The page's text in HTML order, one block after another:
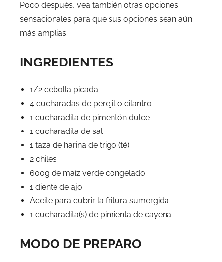
Poco después, vea también otras opciones
sensacionales para que sus opciones sean aún
más amplias.
INGREDIENTES
1/2 cebolla picada
4 cucharadas de perejil o cilantro
1 cucharadita de pimentón dulce
1 cucharadita de sal
1 taza de harina de trigo (té)
2 chiles
600g de maíz verde congelado
1 diente de ajo
Aceite para cubrir la fritura sumergida
1 cucharadita(s) de pimienta de cayena
MODO DE PREPARO